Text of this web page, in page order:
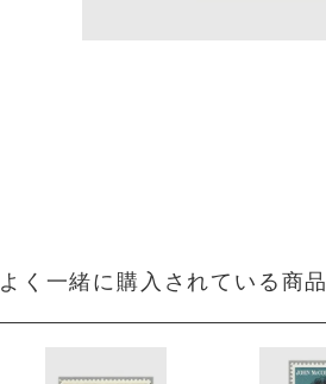
よく一緒に購入されている商品